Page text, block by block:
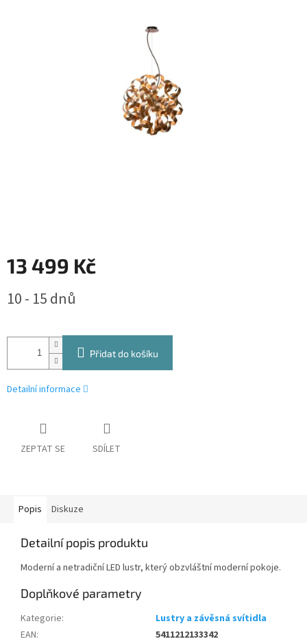
13 499 Kč
cena:
10 - 15 dnů
Přidat do košíku
Detailní informace
ZEPTAT SE SDÍLET
Popis Diskuze
Detailní popis produktu
Moderní a netradiční LED lustr, který obzvláštní moderní pokoje.
Doplňkové parametry
Kategorie:
Lustry a závěsná svítidla
EAN: 5411212133342